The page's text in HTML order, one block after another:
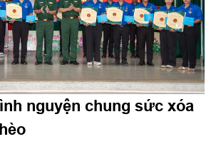
nguyện chung sức xóa